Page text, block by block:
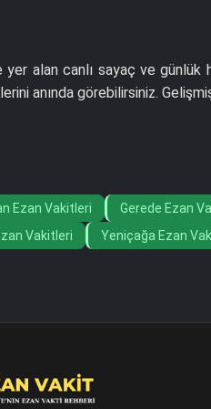
alan canlı sayaç ve günlük
anında görebilirsiniz.
Ezan Vakitleri Gerede Ezan
Vakitleri
Yeniçağa Ezan